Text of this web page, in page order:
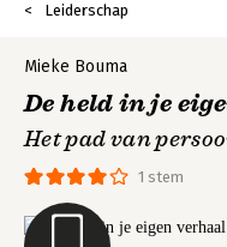
Leiderschap
1 stem
Mieke Bouma
De held in je
Het pad van